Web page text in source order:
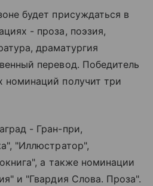
будет присуждаться в
- проза, поэзия,
драматургия
перевод. Победитель
номинаций получит три
- Гран-при,
"Иллюстратор",
а также номинации
и "Гвардия Слова. Проза".